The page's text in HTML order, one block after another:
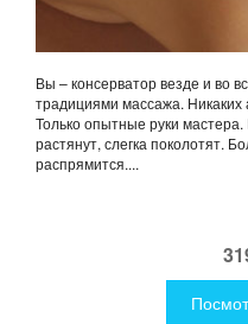
Вы – консерватор везде и во
традициями массажа. Никаких
Только опытные руки
растянут, слегка поколотят.
распрямится....